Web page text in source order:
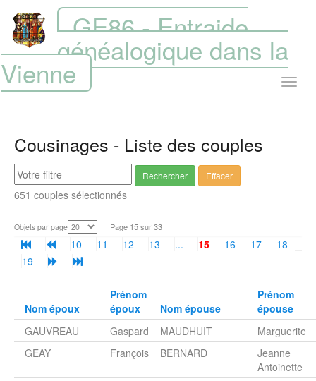
GE86 - Entraide
généalogique dans la
Vienne
Cousinages - Liste des couples
Rechercher Effacer
651 couples sélectionnés
Objets par page Page 15 sur 33
10 11 12 13 ... 15 16 17
18
19
Nom époux
Prénom
époux
Nom épouse
Prénom
épouse
GAUVREAU
Gaspard MAUDHUIT
Marguerite
GEAY
François BERNARD
Jeanne
Antoinette